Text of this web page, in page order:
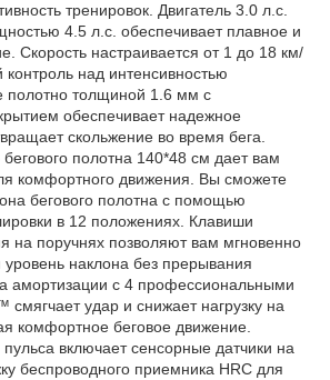
тренировок. Двигатель 3.0 л.с.
4.5 л.с. обеспечивает плавное и
Скорость настраивается от 1 до 18 км/
над интенсивностью
полотно толщиной 1.6 мм с
обеспечивает надежное
скольжение во время бега.
полотна 140*48 см дает вам
комфортного движения. Вы сможете
бегового полотна с помощью
в 12 положениях. Клавиши
на поручнях позволяют вам мгновенно
уровень наклона без прерывания
амортизации с 4 профессиональными
удар и снижает нагрузку на
комфортное беговое движение.
включает сенсорные датчики на
беспроводного приемника HRC для